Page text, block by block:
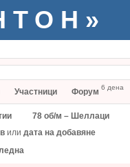
Участници Форум 6 дена
78 об/м – Шеллаци
или дата на добавяне